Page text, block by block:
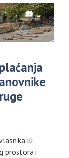
ili
prostora i